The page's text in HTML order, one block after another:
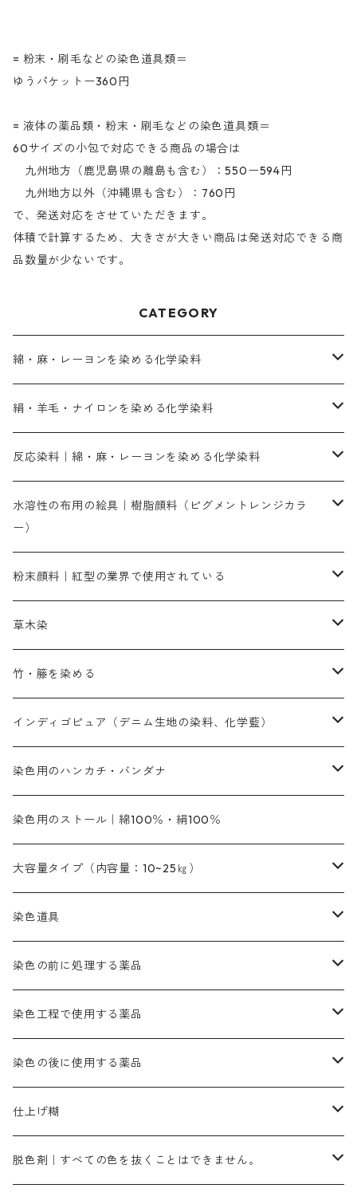
= 粉末・刷毛などの染色道具類＝
ゆうパケットー360円
= 液体の薬品類・粉末・刷毛などの染色道具類＝
60サイズの小包で対応できる商品の場合は
九州地方（鹿児島県の離島も含む）：550ー594円
九州地方以外（沖縄県も含む）：760円
で、発送対応をさせていただきます。
体積で計算するため、大きさが大きい商品は発送対応できる商
品数量が少ないです。
CATEGORY
綿・麻・レーヨンを染める化学染料
直接染料－染色手順が簡単
人気のおすすめ直接染料
染色に必要な薬品類
橙色系
青色系
紫色系
緑色系
茶色系
染料一覧ー100g入り
染料一覧ー500g入り
絹・羊毛・ナイロンを染める化学染料
お買い得品
染料一覧
人気のおすすめ染料
橙色系
緑色系
茶色系
灰色系
黒色系
1kg
染色に必要な薬品類
補助薬品
反応染料｜綿・麻・レーヨンを染める化学染料
お勧めの3原色（赤・青・黄色）
お勧め｜スミフィックス～
3原色以外の色目
赤色
茶色｜20g入りのみ公開
灰色｜20g入りのみ公開
黒色
染色に必要な薬品
アルカリ剤
補助薬品
捺染に必要な材料
捺染糊
水溶性の布用の絵具｜樹脂顔料（ピグメントレンジカラ
ー）
ネオカラー（色）
内容量：100g
内容量：500g
バィンダー（定着剤）
増粘剤
黄色系
エロ―M3G｜定番の色合い
エロー ＭＧＲ｜明るい緑みの黄色
オレンジ系
オレンヂMG｜黄みの橙色
オレンヂMGD（定番の色合い）
赤色系
レットMFB｜赤色（定番の色合い）
レットMG｜黄みの朱色
ピンクMB｜ピンク色
ローズMB｜鮮やかなピンク色）
青色系
ネビーブルーMB（定番の色合い）
ブルーMB（定番の色合い）
スカイブルーMG｜緑みの空色
紫色系
バイオレットMFB
緑色系
ダークグリンMG（定番の色合い）
グリーンMB｜緑色
茶色系
ダークブロンMFB｜こげ茶色
ブロンHNR｜こげ茶色
黒色系
ブラックMK（赤みの黒色）
ブラックMG（青みの黒色）
白色系（定番の色合い）
ネオホワイトR
粉末顔料｜紅型の業界で使用されている
赤色系
本洋紅
代用朱黄色口
黄色系
ファストエロ―10GN（鮮やかな黄色）
ファストエロ―5GN（黄色）
青色系
NSBAブルー
群青
白色｜胡粉
黒色｜在庫処分特価
緑色｜在庫処分特価
茶色｜在庫処分特価
草木染
植物染料
人気のおすすめ植物染料
インド茜・西洋茜の個別販売
カッチ｜茶系
霧島産・晩秋茶｜黄金色（赤みの黄色）｜準備中
濃染処理剤｜ソルバックスPS－900
媒染剤
アルミ媒染剤
鉄媒染剤
ソーダ灰｜アルカリ性のPH調整剤
藍染
ぶどう糖
ハイドロサルファイトコンク
染色用途のハンカチ・バンダナ
45cm×45cm（ハンカチ）｜端の始末も綿糸｜タグなし
54cm×54cm（バンダナ）｜端の始末も綿糸｜タグなし
竹・籐を染める
人気のおすすめ竹・藤を染める染料
塩基性染料（混色可能）
ビスマークブロンB｜赤茶色
塩基性エロ―｜液体タイプ
ローダミンB｜赤紫色｜マゼンダ色
オリジナル染料｜スス竹色｜ミキセットファストブロンGR
インディゴピュア（デニム生地の染料、化学藍）
初心者向けお試しセット販売
インディゴピュア
アルカリ剤
ハイドロサルファイトコンク
酸性剤
染色用のハンカチ・バンダナ
45cm×45cm（ハンカチ）｜端の始末も綿糸｜タグなし
54cm×54cm（バンダナ）｜端の始末も綿糸｜タグなし
染色用のストール｜綿100％・絹100％
大容量タイプ（内容量：10~25㎏）
芒硝｜綿の染色時の吸収促進剤
ソーダ灰｜アルカリ性のPH調整剤
硫酸第一鉄｜鉄媒染剤
染色道具
刷毛
摺込み刷毛（スリコミハケ）ー夏毛（硬いタイプ）
摺込み刷毛（スリコミハケ）ー冬毛（柔らかいタイプ）
ローケツ筆
ローケツ用筆｜1本～販売
ローケツ用筆ー10%off｜20本セットお取り寄せ品
洋型紙（9番手｜中薄口、10番手｜中厚口）
有償サンプル品｜約20cm×27cm
洋型紙9番手｜中薄口｜約54cm×110cm
張木｜入荷待ち
伸子
染色の前に処理する薬品
精練剤｜汚れ落とし剤｜針状マルセル石鹸
糊落とし剤｜ソルベンCA
濃染処理剤｜ソルバックスPS－900
染色工程で使用する薬品
染料の吸収促進剤
酢酸｜絹・羊毛・ナイロンに使用する
芒硝｜綿・麻の染色に使用する。
染料のムラ染め抑制剤（均染剤）
アゾリン200％｜綿・麻・絹・羊毛・ナイロンの染色
染料の浸透剤
染色の後に使用する薬品
ソーピング剤｜未定着の染料を除去すること
ネオポールB－300｜反応染料のソーピング剤
仕上げ剤｜柔軟・平滑剤
仕上げ糊
カルボキシメチルセルロース（CMC）
脱色剤｜すべての色を抜くことはできません。